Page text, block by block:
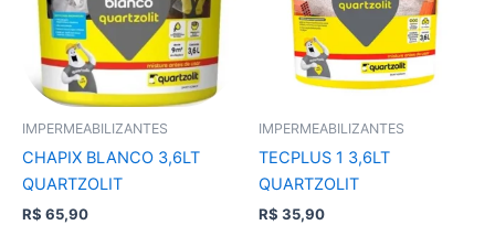
IMPERMEABILIZANTES
CHAPIX BLANCO 3,6LT
QUARTZOLIT
R$ 65,90
IMPERMEABILIZANTES
TECPLUS 1 3,6LT
QUARTZOLIT
R$ 35,90